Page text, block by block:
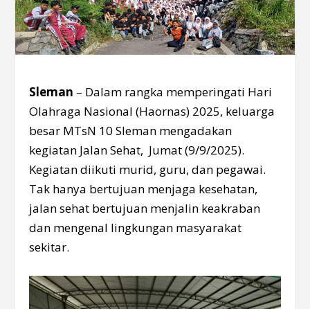
Sleman – Dalam rangka memperingati Hari
Olahraga Nasional (Haornas) 2025, keluarga
besar MTsN 10 Sleman mengadakan
kegiatan Jalan Sehat, Jumat (9/9/2025).
Kegiatan diikuti murid, guru, dan pegawai.
Tak hanya bertujuan menjaga kesehatan,
jalan sehat bertujuan menjalin keakraban
dan mengenal lingkungan masyarakat
sekitar.